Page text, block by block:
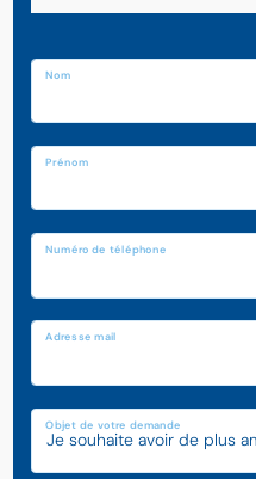
Nom
Prénom
Numéro de téléphone
Adresse mail
Objet de votre demande